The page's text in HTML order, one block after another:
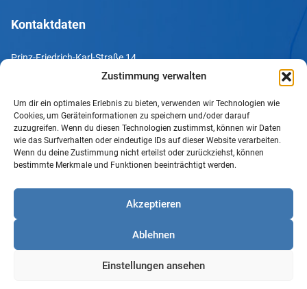
Zustimmung verwalten
Um dir ein optimales Erlebnis zu bieten, verwenden wir Technologien wie
Cookies, um Geräteinformationen zu speichern und/oder darauf
zuzugreifen. Wenn du diesen Technologien zustimmst, können wir Daten
wie das Surfverhalten oder eindeutige IDs auf dieser Website verarbeiten.
Wenn du deine Zustimmung nicht erteilst oder zurückziehst, können
bestimmte Merkmale und Funktionen beeinträchtigt werden.
Akzeptieren
Ablehnen
Einstellungen ansehen
Kontaktdaten
Prinz-Friedrich-Karl-Straße 14
Tel. +49 231 952052-10
Fax +49 231 952052-60
e-Mail info@uv-do.de
Internet www.uv-do.de
Impressum